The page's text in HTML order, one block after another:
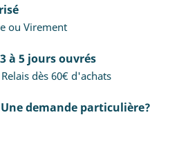
ou Virement
à 5 jours ouvrés
dès 60€ d'achats
demande particulière?